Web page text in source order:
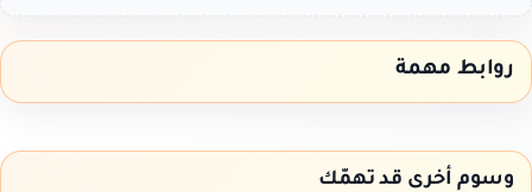
روابط مهمة
وسوم أخرى قد تهمّك